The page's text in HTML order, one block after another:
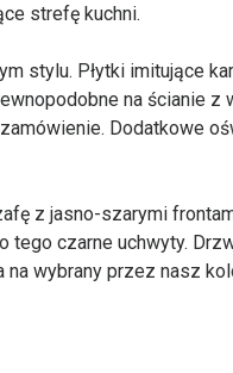
strefę kuchni.
stylu. Płytki imitujące
na ścianie z
Dodatkowe
z jasno-szarymi
tego czarne uchwyty.
wybrany przez nasz